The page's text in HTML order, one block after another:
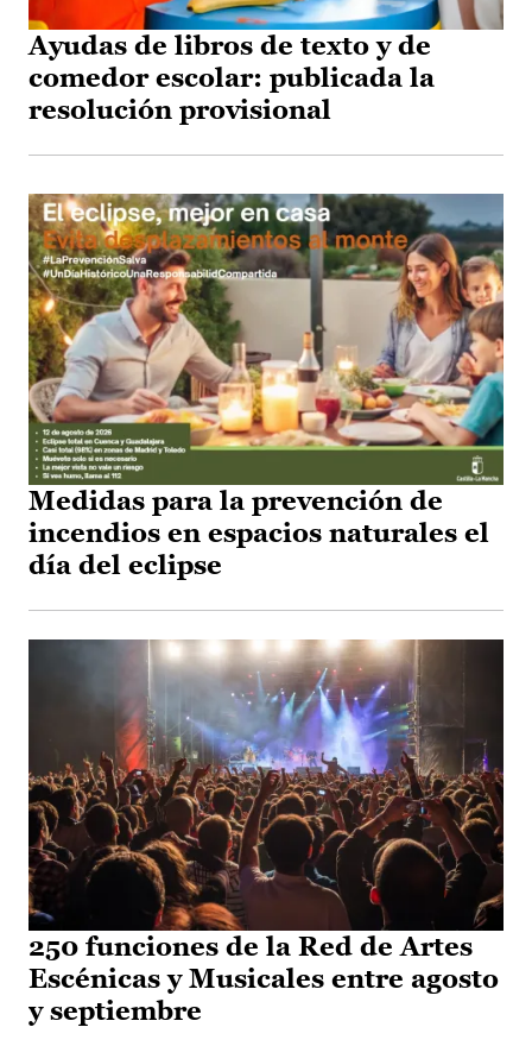
Ayudas de libros de texto y de
comedor escolar: publicada la
resolución provisional
Medidas para la prevención de
incendios en espacios naturales el
día del eclipse
250 funciones de la Red de Artes
Escénicas y Musicales entre agosto
y septiembre